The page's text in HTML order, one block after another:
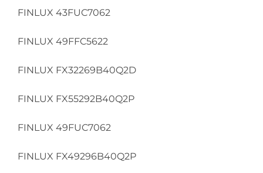
FINLUX 43FUC7062
FINLUX 49FFC5622
FINLUX FX32269B40Q2D
FINLUX FX55292B40Q2P
FINLUX 49FUC7062
FINLUX FX49296B40Q2P